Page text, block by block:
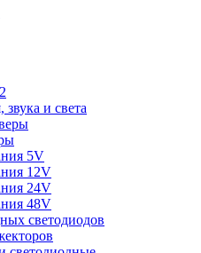
и света
5V
12V
24V
48V
светодиодов